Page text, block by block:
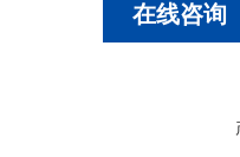
在线咨询